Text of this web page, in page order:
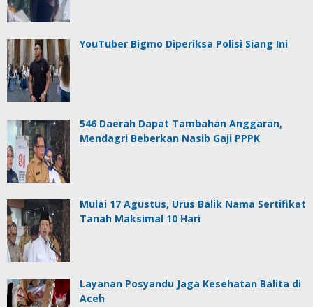
YouTuber Bigmo Diperiksa Polisi Siang Ini
546 Daerah Dapat Tambahan Anggaran,
Mendagri Beberkan Nasib Gaji PPPK
Mulai 17 Agustus, Urus Balik Nama Sertifikat
Tanah Maksimal 10 Hari
Layanan Posyandu Jaga Kesehatan Balita di
Aceh